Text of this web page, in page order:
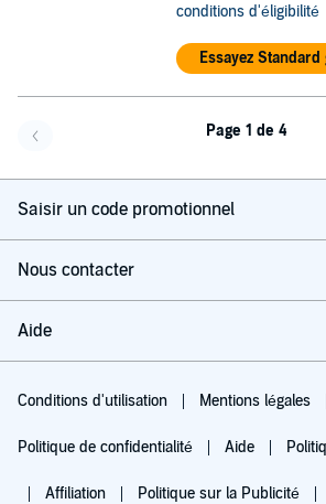
conditions d'éligibilité
Essayez
Page 1 de 4
Saisir un code promotionnel
Nous contacter
Aide
Conditions d'utilisation Mentions légales
Politique de confidentialité Aide
Affiliation Politique sur la Publicité